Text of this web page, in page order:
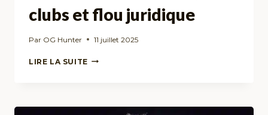
clubs et flou juridique
Par OG Hunter 11 juillet 2025
LIRE LA SUITEESPAGNE